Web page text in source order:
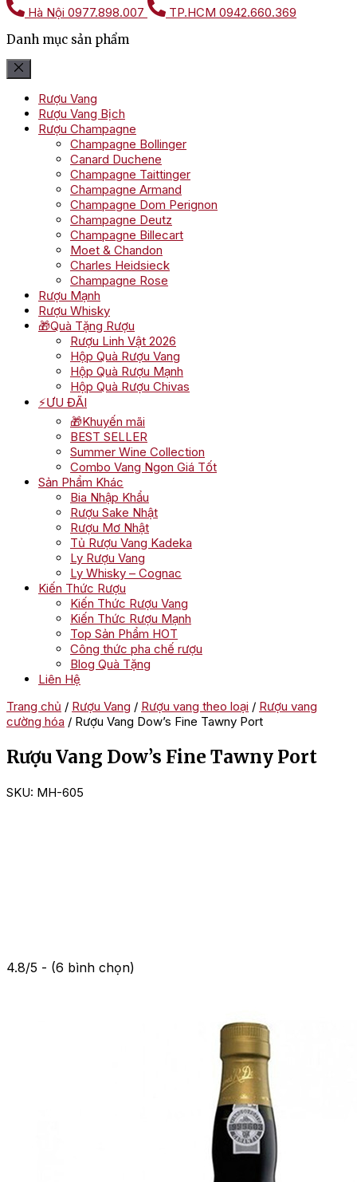
Hà Nội 0977.898.007 TP.HCM 0942.660.369
Danh mục sản phẩm
Rượu Vang
Rượu Vang Bịch
Rượu Champagne
Champagne Bollinger
Canard Duchene
Champagne Taittinger
Champagne Armand
Champagne Dom Perignon
Champagne Deutz
Champagne Billecart
Moet & Chandon
Charles Heidsieck
Champagne Rose
Rượu Mạnh
Rượu Whisky
🎁Quà Tặng Rượu
Rượu Linh Vật 2026
Hộp Quà Rượu Vang
Hộp Quà Rượu Mạnh
Hộp Quà Rượu Chivas
⚡ƯU ĐÃI
🎁Khuyến mãi
BEST SELLER
Summer Wine Collection
Combo Vang Ngon Giá Tốt
Sản Phẩm Khác
Bia Nhập Khẩu
Rượu Sake Nhật
Rượu Mơ Nhật
Tủ Rượu Vang Kadeka
Ly Rượu Vang
Ly Whisky – Cognac
Kiến Thức Rượu
Kiến Thức Rượu Vang
Kiến Thức Rượu Mạnh
Top Sản Phẩm HOT
Công thức pha chế rượu
Blog Quà Tặng
Liên Hệ
Trang chủ / Rượu Vang / Rượu vang theo loại / Rượu vang
cường hóa / Rượu Vang Dow’s Fine Tawny Port
Rượu Vang Dow’s Fine Tawny Port
SKU: MH-605
4.8/5 - (6 bình chọn)